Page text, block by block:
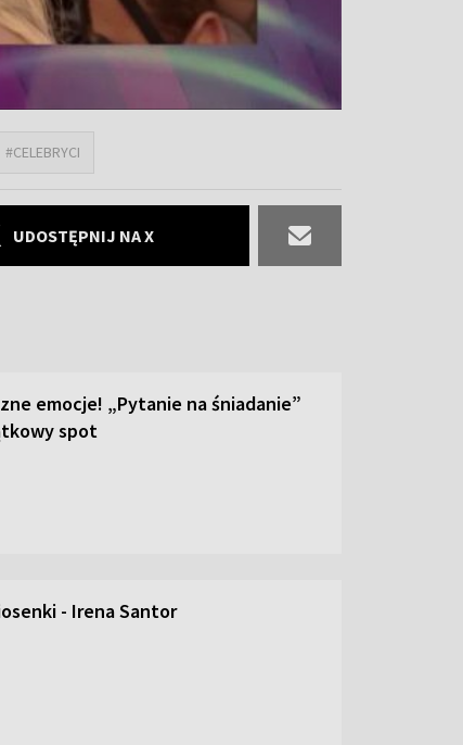
#CELEBRYCI
UDOSTĘPNIJ NA X
emocje! „Pytanie na śniadanie”
spot
- Irena Santor